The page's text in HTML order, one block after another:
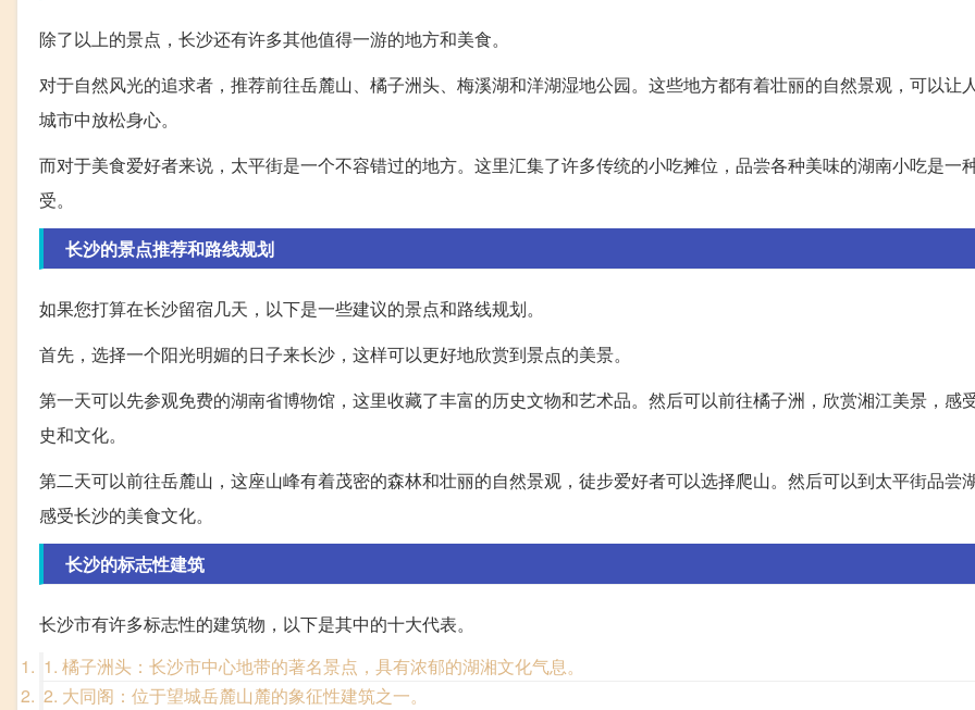
除了以上的景点，长沙还有许多其他值得一游的地方和美食。
对于自然风光的追求者，推荐前往岳麓山、橘子洲头、梅溪湖和洋湖湿地公园。这些地方都有着壮丽的自然景观，可以让
城市中放松身心。
而对于美食爱好者来说，太平街是一个不容错过的地方。这里汇集了许多传统的小吃摊位，品尝各种美味的湖南小吃是一
受。
长沙的景点推荐和路线规划
如果您打算在长沙留宿几天，以下是一些建议的景点和路线规划。
首先，选择一个阳光明媚的日子来长沙，这样可以更好地欣赏到景点的美景。
第一天可以先参观免费的湖南省博物馆，这里收藏了丰富的历史文物和艺术品。然后可以前往橘子洲，欣赏湘江美景，感
史和文化。
第二天可以前往岳麓山，这座山峰有着茂密的森林和壮丽的自然景观，徒步爱好者可以选择爬山。然后可以到太平街品尝
感受长沙的美食文化。
长沙的标志性建筑
长沙市有许多标志性的建筑物，以下是其中的十大代表。
1. 橘子洲头：长沙市中心地带的著名景点，具有浓郁的湖湘文化气息。
2. 大同阁：位于望城岳麓山麓的象征性建筑之一。